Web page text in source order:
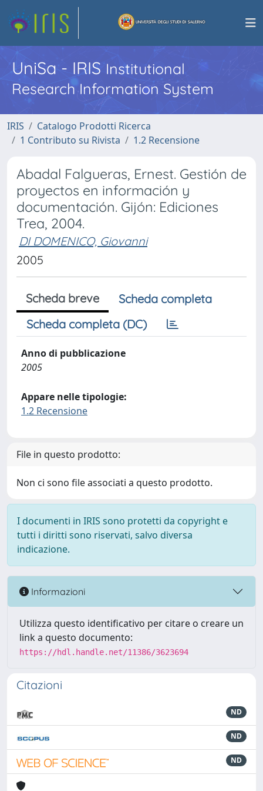
UniSa - IRISInstitutional
Research Information System
IRIS
Catalogo Prodotti Ricerca
1 Contributo su Rivista
1.2 Recensione
Abadal Falgueras, Ernest. Gestión de
proyectos en información y
documentación. Gijón: Ediciones
Trea, 2004.
DI DOMENICO, Giovanni
2005
Scheda breve
Scheda completa
Scheda completa (DC)
Anno di pubblicazione
2005
Appare nelle tipologie:
1.2 Recensione
File in questo prodotto:
Non ci sono file associati a questo prodotto.
I documenti in IRIS sono protetti da copyright e
tutti i diritti sono riservati, salvo diversa
indicazione.
Informazioni
Utilizza questo identificativo per citare o creare un
link a questo documento:
https://hdl.handle.net/11386/3623694
Citazioni
ND
ND
ND